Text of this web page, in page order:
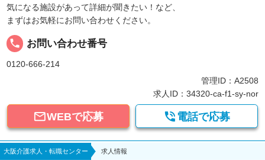
気になる施設があって詳細が聞きたい！など、
まずはお気軽にお問い合わせください。
local_phone お問い合わせ番号
0120-666-214
管理ID：A2508
求人ID：34320-ca-f1-sy-nor
WEBで応募  電話で応募
大阪介護求人・転職センター 求人情報